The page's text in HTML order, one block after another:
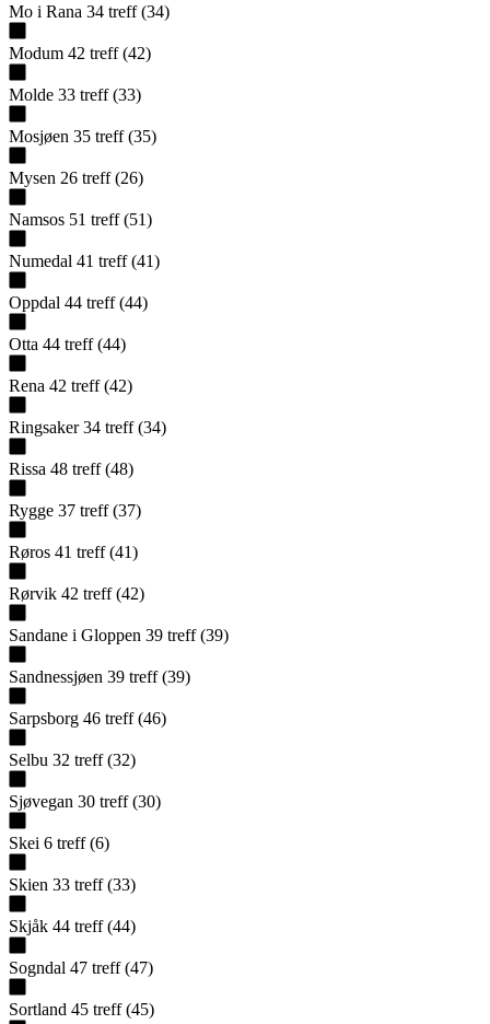
Mo i Rana 34 treff (34)
Modum 42 treff (42)
Molde 33 treff (33)
Mosjøen 35 treff (35)
Mysen 26 treff (26)
Namsos 51 treff (51)
Numedal 41 treff (41)
Oppdal 44 treff (44)
Otta 44 treff (44)
Rena 42 treff (42)
Ringsaker 34 treff (34)
Rissa 48 treff (48)
Rygge 37 treff (37)
Røros 41 treff (41)
Rørvik 42 treff (42)
Sandane i Gloppen 39 treff (39)
Sandnessjøen 39 treff (39)
Sarpsborg 46 treff (46)
Selbu 32 treff (32)
Sjøvegan 30 treff (30)
Skei 6 treff (6)
Skien 33 treff (33)
Skjåk 44 treff (44)
Sogndal 47 treff (47)
Sortland 45 treff (45)